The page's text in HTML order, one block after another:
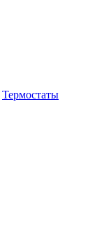
Термостаты